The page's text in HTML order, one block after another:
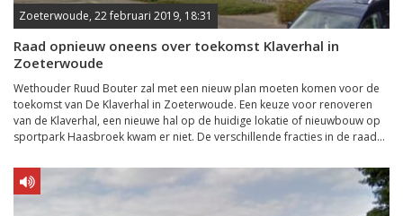
Zoeterwoude, 22 februari 2019, 18:31
Raad opnieuw oneens over toekomst Klaverhal in
Zoeterwoude
Wethouder Ruud Bouter zal met een nieuw plan moeten komen voor de
toekomst van De Klaverhal in Zoeterwoude. Een keuze voor renoveren
van de Klaverhal, een nieuwe hal op de huidige lokatie of nieuwbouw op
sportpark Haasbroek kwam er niet. De verschillende fracties in de raad...